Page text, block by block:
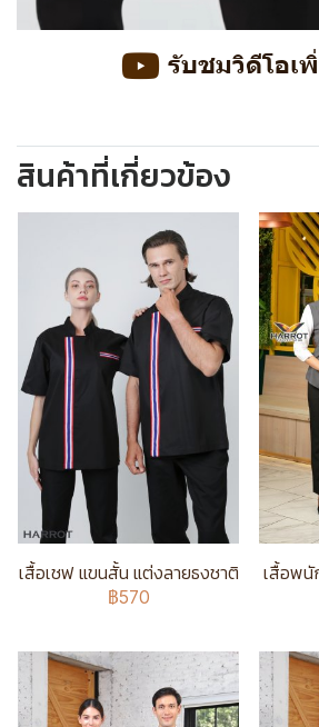
รับชมวิดีโอเ
สินค้าที่เกี่ยวข้อง
เสื้อเชฟ แขนสั้น แต่งลายธงชาติ
฿570
เสื้อพนั